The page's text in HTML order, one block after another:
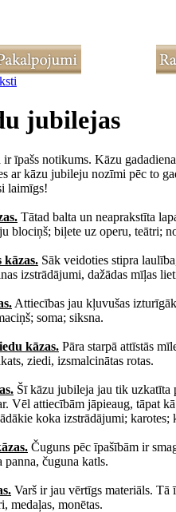
jubilejas
īpašs notikums. Kāzu
ar kāzu jubileju nozīmi pēc to
laimīgs!
Tātad balta un neaprakstīta
blociņš; biļete uz operu, teātri;
kāzas. Sāk veidoties stipra
izstrādājumi, dažādas mīļas
Attiecības jau kļuvušas
soma; siksna.
kāzas. Pāra starpā attīstās
ziedi, izsmalcinātas rotas.
Šī kāzu jubileja jau tik uzkatīta
Vēl attiecībām jāpieaug, tāpat
koka izstrādājumi; karotes;
Čuguns pēc īpašībām ir
panna, čuguna katls.
Varš ir jau vērtīgs materiāls. Tā
medaļas, monētas.